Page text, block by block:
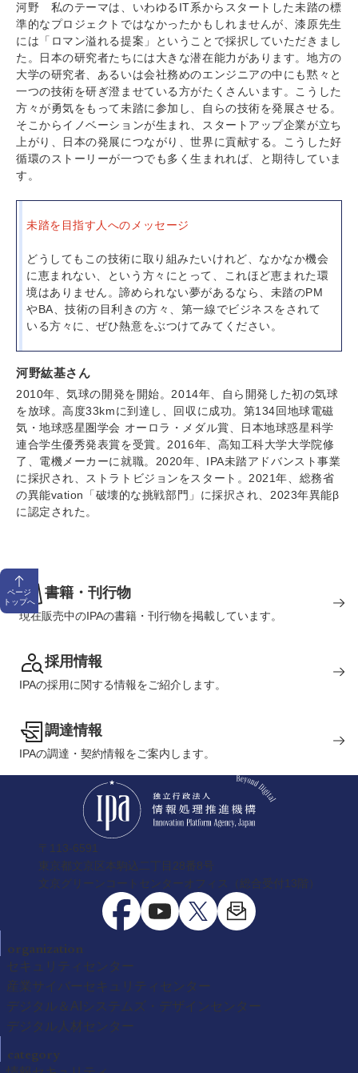
河野 私のテーマは、いわゆるIT系からスタートした未踏の標
準的なプロジェクトではなかったかもしれませんが、漆原先生
には「ロマン溢れる提案」ということで採択していただきまし
た。日本の研究者たちには大きな潜在能力があります。地方の
大学の研究者、あるいは会社務めのエンジニアの中にも黙々と
一つの技術を研ぎ澄ませている方がたくさんいます。こうした
方々が勇気をもって未踏に参加し、自らの技術を発展させる。
そこからイノベーションが生まれ、スタートアップ企業が立ち
上がり、日本の発展につながり、世界に貢献する。こうした好
循環のストーリーが一つでも多く生まれれば、と期待していま
す。
未踏を目指す人へのメッセージ
どうしてもこの技術に取り組みたいけれど、なかなか機会
に恵まれない、という方々にとって、これほど恵まれた環
境はありません。諦められない夢があるなら、未踏のPM
やBA、技術の目利きの方々、第一線でビジネスをされて
いる方々に、ぜひ熱意をぶつけてみてください。
河野紘基さん
2010年、気球の開発を開始。2014年、自ら開発した初の気球
を放球。高度33kmに到達し、回収に成功。第134回地球電磁
気・地球惑星圏学会 オーロラ・メダル賞、日本地球惑星科学
連合学生優秀発表賞を受賞。2016年、高知工科大学大学院修
了、電機メーカーに就職。2020年、IPA未踏アドバンスト事業
に採択され、ストラトビジョンをスタート。2021年、総務省
の異能vation「破壊的な挑戦部門」に採択され、2023年異能β
に認定された。
ページ
トップへ
書籍・刊行物
現在販売中のIPAの書籍・刊行物を掲載しています。
採用情報
IPAの採用に関する情報をご紹介します。
調達情報
IPAの調達・契約情報をご案内します。
〒113-6591
東京都文京区本駒込二丁目28番8号
文京グリーンコートセンターオフィス（総合受付13階）
organization
セキュリティセンター
産業サイバーセキュリティセンター
デジタル＆AIシステムズ・デザインセンター
デジタル人材センター
category